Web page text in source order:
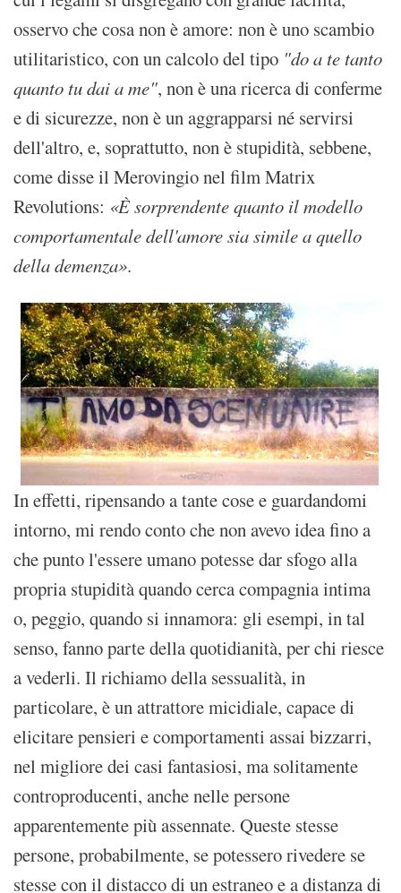
osservo che cosa non è amore: non è uno scambio
utilitaristico, con un calcolo del tipo "do a te tanto
quanto tu dai a me", non è una ricerca di conferme
e di sicurezze, non è un aggrapparsi né servirsi
dell'altro, e, soprattutto, non è stupidità, sebbene,
come disse il Merovingio nel film Matrix
Revolutions: «È sorprendente quanto il modello
comportamentale dell'amore sia simile a quello
della demenza».
In effetti, ripensando a tante cose e guardandomi
intorno, mi rendo conto che non avevo idea fino a
che punto l'essere umano potesse dar sfogo alla
propria stupidità quando cerca compagnia intima
o, peggio, quando si innamora: gli esempi, in tal
senso, fanno parte della quotidianità, per chi riesce
a vederli. Il richiamo della sessualità, in
particolare, è un attrattore micidiale, capace di
elicitare pensieri e comportamenti assai bizzarri,
nel migliore dei casi fantasiosi, ma solitamente
controproducenti, anche nelle persone
apparentemente più assennate. Queste stesse
persone, probabilmente, se potessero rivedere se
stesse con il distacco di un estraneo e a distanza di